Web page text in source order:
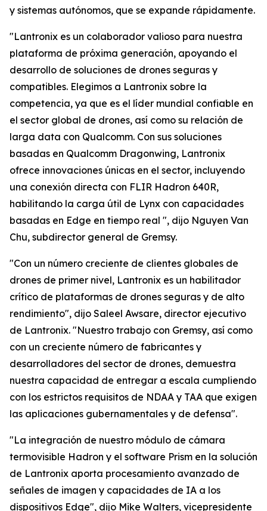
y sistemas autónomos, que se expande rápidamente.
"Lantronix es un colaborador valioso para nuestra
plataforma de próxima generación, apoyando el
desarrollo de soluciones de drones seguras y
compatibles. Elegimos a Lantronix sobre la
competencia, ya que es el líder mundial confiable en
el sector global de drones, así como su relación de
larga data con Qualcomm. Con sus soluciones
basadas en Qualcomm Dragonwing, Lantronix
ofrece innovaciones únicas en el sector, incluyendo
una conexión directa con FLIR Hadron 640R,
habilitando la carga útil de Lynx con capacidades
basadas en Edge en tiempo real ", dijo Nguyen Van
Chu, subdirector general de Gremsy.
"Con un número creciente de clientes globales de
drones de primer nivel, Lantronix es un habilitador
crítico de plataformas de drones seguras y de alto
rendimiento", dijo Saleel Awsare, director ejecutivo
de Lantronix. "Nuestro trabajo con Gremsy, así como
con un creciente número de fabricantes y
desarrolladores del sector de drones, demuestra
nuestra capacidad de entregar a escala cumpliendo
con los estrictos requisitos de NDAA y TAA que exigen
las aplicaciones gubernamentales y de defensa".
"La integración de nuestro módulo de cámara
termovisible Hadron y el software Prism en la solución
de Lantronix aporta procesamiento avanzado de
señales de imagen y capacidades de IA a los
dispositivos Edge", dijo Mike Walters, vicepresidente